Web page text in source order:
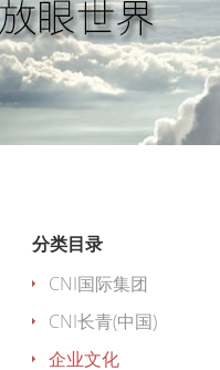
分类目录
CNI国际集团
CNI长青(中国)
企业文化